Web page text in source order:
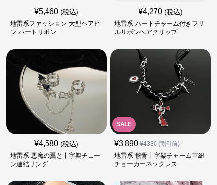
¥5,460 (税込)
地雷系ファッション 大型ヘアピ
ン ハートリボン
¥4,270 (税込)
地雷系 ハートチャーム付きフリ
ルリボンヘアクリップ
¥4,580 (税込)
地雷系 悪魔の翼と十字架チェー
ン連結リング
SALE
¥3,890 ¥4330(割引前)
地雷系 骸骨十字架チャーム革紐
チョーカーネックレス